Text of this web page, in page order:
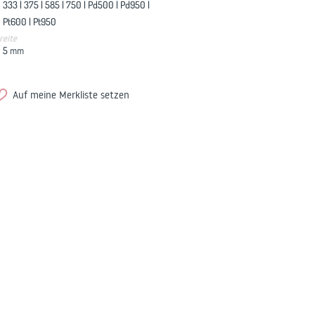
333 | 375 | 585 | 750 | Pd500 | Pd950 |
Pt600 | Pt950
5 mm
Auf meine Merkliste setzen